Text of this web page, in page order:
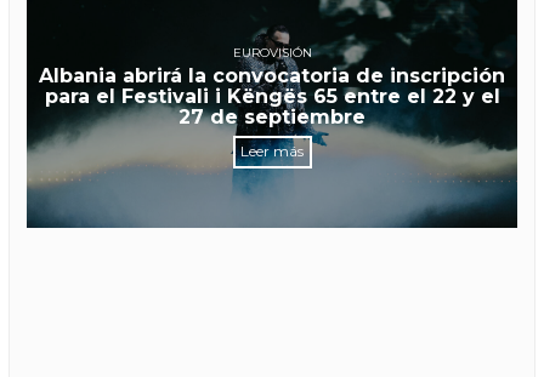
EUROVISIÓN
Albania abrirá la convocatoria de inscripción
para el Festivali i Këngës 65 entre el 22 y el
27 de septiembre
Leer más